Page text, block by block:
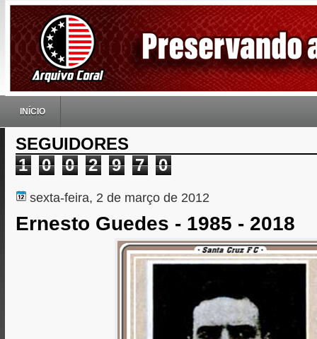
INÍCIO
SEGUIDORES
1
0 0 2 9 7 0
sexta-feira, 2 de março de 2012
Ernesto Guedes - 1985 - 2018